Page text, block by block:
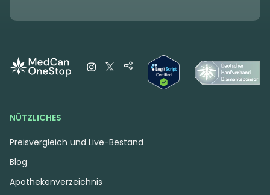
NÜTZLICHES
Preisvergleich und Live-Bestand
Blog
Apothekenverzeichnis